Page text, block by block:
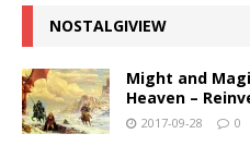
NOSTALGIVIEW
Might and
Heaven –
2017-09-28 0